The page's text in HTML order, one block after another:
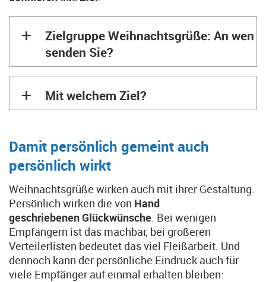
+
Zielgruppe Weihnachtsgrüße: An wen
senden Sie?
+ Mit welchem Ziel?
Damit persönlich gemeint auch
persönlich wirkt
Weihnachtsgrüße wirken auch mit ihrer Gestaltung.
Persönlich wirken die von Hand
geschriebenenGlückwünsche. Bei wenigen
Empfängern ist das machbar, bei größeren
Verteilerlisten bedeutet das viel Fleißarbeit. Und
dennoch kann der persönliche Eindruck auch für
viele Empfänger auf einmal erhalten bleiben: